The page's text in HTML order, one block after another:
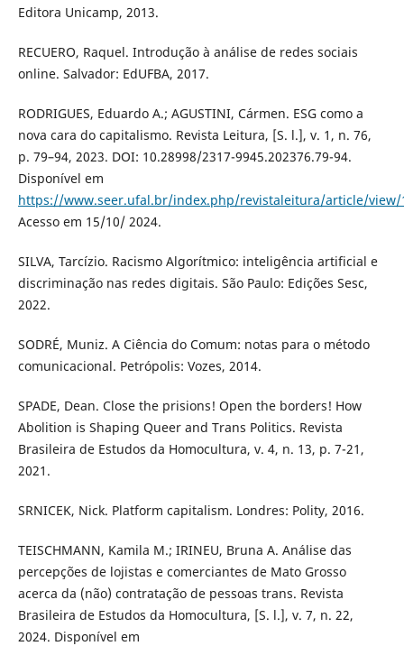
Editora Unicamp, 2013.
RECUERO, Raquel. Introdução à análise de redes sociais
online. Salvador: EdUFBA, 2017.
RODRIGUES, Eduardo A.; AGUSTINI, Cármen. ESG como a
nova cara do capitalismo. Revista Leitura, [S. l.], v. 1, n. 76,
p. 79–94, 2023. DOI: 10.28998/2317-9945.202376.79-94.
Disponível em
https://www.seer.ufal.br/index.php/revistaleitura/article/view/
Acesso em 15/10/ 2024.
SILVA, Tarcízio. Racismo Algorítmico: inteligência artificial e
discriminação nas redes digitais. São Paulo: Edições Sesc,
2022.
SODRÉ, Muniz. A Ciência do Comum: notas para o método
comunicacional. Petrópolis: Vozes, 2014.
SPADE, Dean. Close the prisions! Open the borders! How
Abolition is Shaping Queer and Trans Politics. Revista
Brasileira de Estudos da Homocultura, v. 4, n. 13, p. 7-21,
2021.
SRNICEK, Nick. Platform capitalism. Londres: Polity, 2016.
TEISCHMANN, Kamila M.; IRINEU, Bruna A. Análise das
percepções de lojistas e comerciantes de Mato Grosso
acerca da (não) contratação de pessoas trans. Revista
Brasileira de Estudos da Homocultura, [S. l.], v. 7, n. 22,
2024. Disponível em